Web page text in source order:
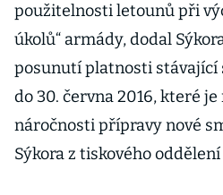
použitelnosti letounů při
úkolů“ armády, dodal
posunutí platnosti stávající
do 30. června 2016, které
náročnosti přípravy nové
Sýkora z tiskového